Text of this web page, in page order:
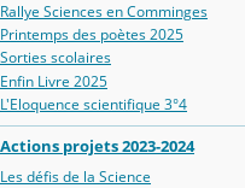
Rallye Sciences en Comminges
Printemps des poètes 2025
Sorties scolaires
Enfin Livre 2025
L'Eloquence scientifique 3°4
Actions projets 2023-2024
Les défis de la Science